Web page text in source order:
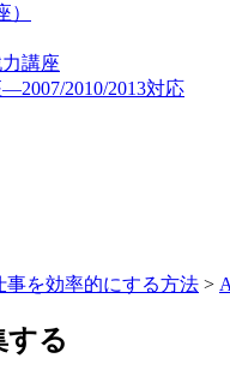
講座
2010/2013対応
事を効率的にする方法 >
る